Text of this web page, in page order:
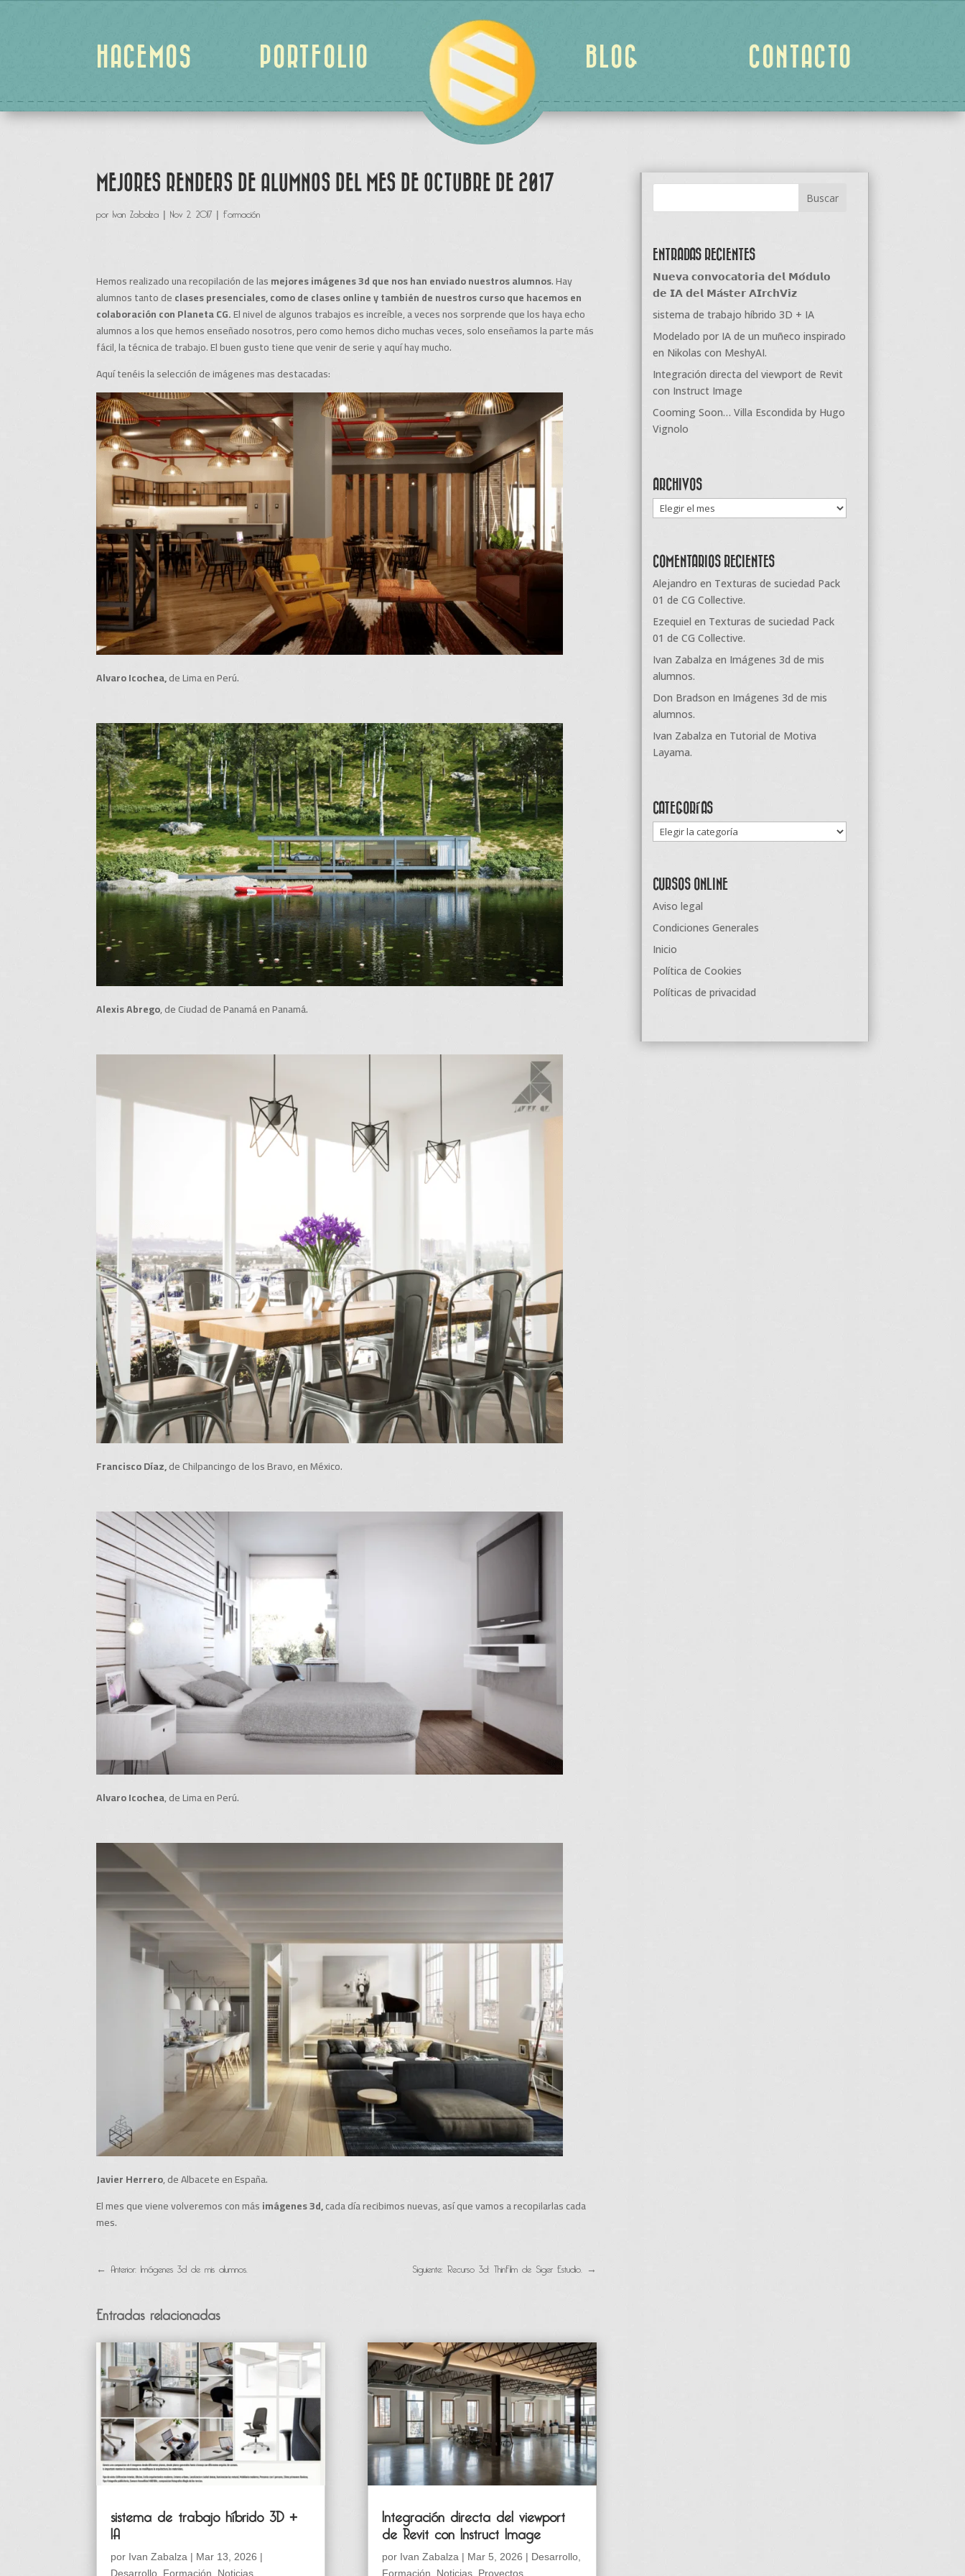
HACEMOS PORTFOLIO BLOG CONTACTO
MEJORES RENDERS DE ALUMNOS DEL MES DE OCTUBRE DE 2017
porIvan Zabalza |Nov 2, 2017 |Formación
Hemos realizado una recopilación de lasmejores imágenes 3d que nos han enviado nuestros alumnos. Hay
alumnos tanto declases presenciales, como de clases online y también de nuestros curso que hacemos en
colaboración con Planeta CG.El nivel de algunos trabajos es increíble, a veces nos sorprende que los haya echo
alumnos a los que hemos enseñado nosotros, pero como hemos dicho muchas veces, solo enseñamos la parte más
fácil, la técnica de trabajo. El buen gusto tiene que venir de serie y aquí hay mucho.
Aquí tenéis la selección de imágenes mas destacadas:
Alvaro Icochea,de Lima en Perú.
Alexis Abrego, de Ciudad de Panamá en Panamá.
Francisco Díaz,deChilpancingo de los Bravo, en México.
Alvaro Icochea, de Lima en Perú.
Javier Herrero, de Albacete en España.
El mes que viene volveremos con másimágenes 3d,cada día recibimos nuevas, así que vamos a recopilarlas cada
mes.
←Anterior: Imágenes 3d de mis alumnos. Siguiente: Recurso 3d: ThinFilm de Siger Estudio. →
Entradas relacionadas
sistema de trabajo híbrido 3D +
IA
por Ivan Zabalza | Mar 13, 2026 |
Desarrollo Formación Noticias
Integración directa del viewport
de Revit con Instruct Image
por Ivan Zabalza | Mar 5, 2026 | Desarrollo
Formación
Noticias Proyectos
ENTRADAS RECIENTES
𝗡𝘂𝗲𝘃𝗮 𝗰𝗼𝗻𝘃𝗼𝗰𝗮𝘁𝗼𝗿𝗶𝗮 𝗱𝗲𝗹 𝗠𝗼́𝗱𝘂𝗹𝗼
𝗱𝗲 𝗜𝗔 𝗱𝗲𝗹 𝗠𝗮́𝘀𝘁𝗲𝗿 𝗔𝗜𝗿𝗰𝗵𝗩𝗶𝘇
sistema de trabajo híbrido 3D + IA
Modelado por IA de un muñeco inspirado
en Nikolas con MeshyAI.
Integración directa del viewport de Revit
con Instruct Image
Cooming Soon… Villa Escondida by Hugo
Vignolo
ARCHIVOS
Archivos
COMENTARIOS RECIENTES
Alejandro en Texturas de suciedad Pack
01 de CG Collective.
Ezequiel en Texturas de suciedad Pack
01 de CG Collective.
Ivan Zabalza en Imágenes 3d de mis
alumnos.
Don Bradson en Imágenes 3d de mis
alumnos.
Ivan Zabalza en Tutorial de Motiva
Layama.
CATEGORÍAS
Categorías
CURSOS ONLINE
Aviso legal
Condiciones Generales
Inicio
Política de Cookies
Políticas de privacidad